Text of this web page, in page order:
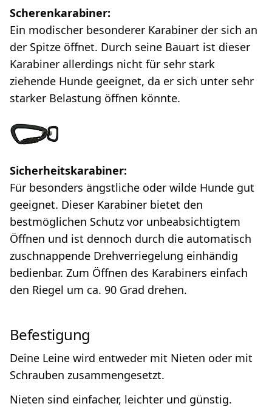
Scherenkarabiner:
Ein modischer besonderer Karabiner der sich an
der Spitze öffnet. Durch seine Bauart ist dieser
Karabiner allerdings nicht für sehr stark
ziehende Hunde geeignet, da er sich unter sehr
starker Belastung öffnen könnte.
Sicherheitskarabiner:
Für besonders ängstliche oder wilde Hunde gut
geeignet. Dieser Karabiner bietet den
bestmöglichen Schutz vor unbeabsichtigtem
Öffnen und ist dennoch durch die automatisch
zuschnappende Drehverriegelung einhändig
bedienbar. Zum Öffnen des Karabiners einfach
den Riegel um ca. 90 Grad drehen.
Befestigung
Deine Leine wird entweder mit Nieten oder mit
Schrauben zusammengesetzt.
Nieten sind einfacher, leichter und günstig.